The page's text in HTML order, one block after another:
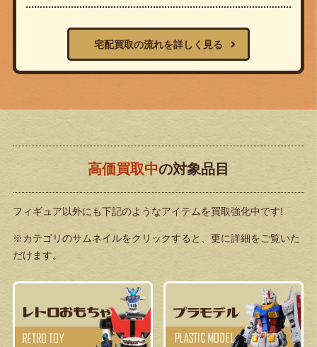
宅配買取の流れを詳しく見る
高価買取中の対象品目
フィギュア以外にも下記のようなアイテムを買取強化中です!
※カテゴリのサムネイルをクリックすると、更に詳細をご覧いた
だけます。